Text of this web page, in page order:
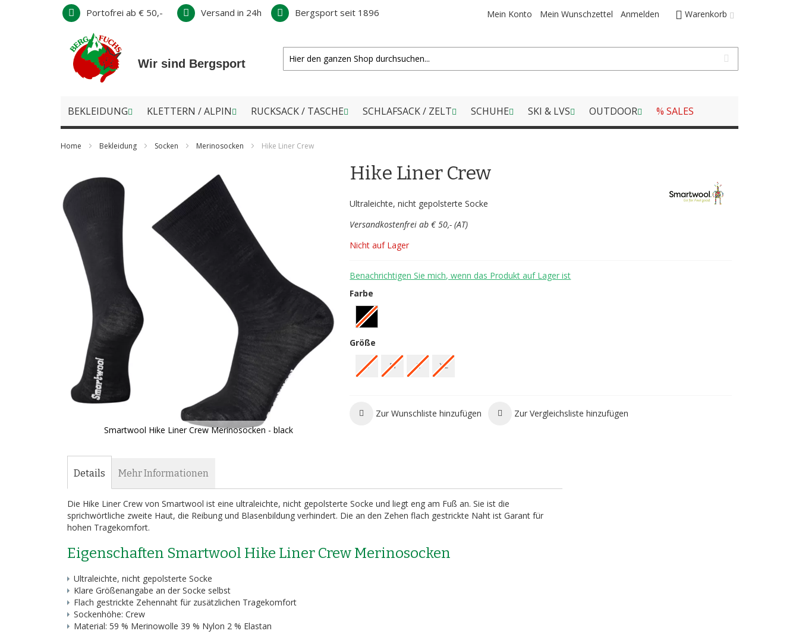
Direkt
Inhalt
Warenkorb
Mein Konto Mein Wunschzettel Anmelden
Portofrei ab € 50,- Versand in 24h Bergsport seit 1896
Wir sind Bergsport
BEKLEIDUNG KLETTERN / ALPIN RUCKSACK / TASCHE SCHLAFSACK / ZELT SCHUHE SKI & LVS OUTDOOR % SALES
Home Bekleidung Socken Merinosocken Hike Liner Crew
Ende
der
Bildergalerie
springen
Smartwool Hike Liner Crew Merinosocken - black
Anfang
Bildergalerie
springen
Hike Liner Crew
Ultraleichte, nicht gepolsterte Socke
Versandkostenfrei ab € 50,- (AT)
Nicht auf Lager
Benachrichtigen Sie mich, wenn das Produkt auf Lager ist
Farbe
Größe
S M L XL
Zur Wunschliste hinzufügen Zur Vergleichsliste hinzufügen
Details
Die Hike Liner Crew von Smartwool ist eine ultraleichte, nicht gepolsterte Socke und liegt eng am Fuß an. Sie ist die
sprichwörtliche zweite Haut, die Reibung und Blasenbildung verhindert. Die an den Zehen flach gestrickte Naht ist Garant für
hohen Tragekomfort.
Eigenschaften Smartwool Hike Liner Crew Merinosocken
Ultraleichte, nicht gepolsterte Socke
Klare Größenangabe an der Socke selbst
Flach gestrickte Zehennaht für zusätzlichen Tragekomfort
Sockenhöhe: Crew
Material: 59 % Merinowolle 39 % Nylon 2 % Elastan
Mehr Informationen